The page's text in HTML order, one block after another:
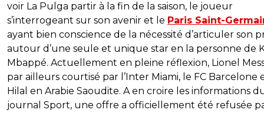
voir La Pulga partir à la fin de la saison, le joueur
s’interrogeant sur son avenir et le Paris Saint-
ayant bien conscience de la nécessité d’articuler son
autour d’une seule et unique star en la personne de
Mbappé. Actuellement en pleine réflexion, Lionel
par ailleurs courtisé par l’Inter Miami, le FC Barcelone
Hilal en Arabie Saoudite. A en croire les informations
journal Sport, une offre a officiellement été refusée